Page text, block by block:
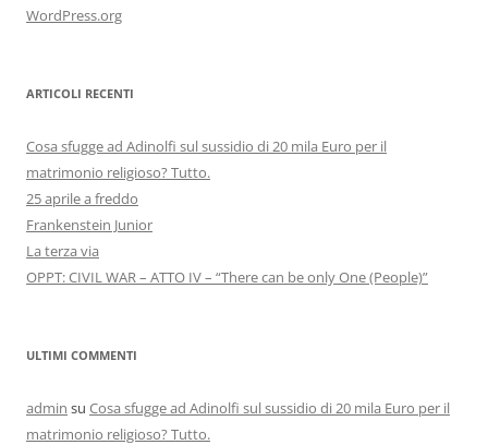
WordPress.org
ARTICOLI RECENTI
Cosa sfugge ad Adinolfi sul sussidio di 20 mila Euro per il
matrimonio religioso? Tutto.
25 aprile a freddo
Frankenstein Junior
La terza via
OPPT: CIVIL WAR – ATTO IV – “There can be only One (People)”
ULTIMI COMMENTI
admin su Cosa sfugge ad Adinolfi sul sussidio di 20 mila Euro per il
matrimonio religioso? Tutto.